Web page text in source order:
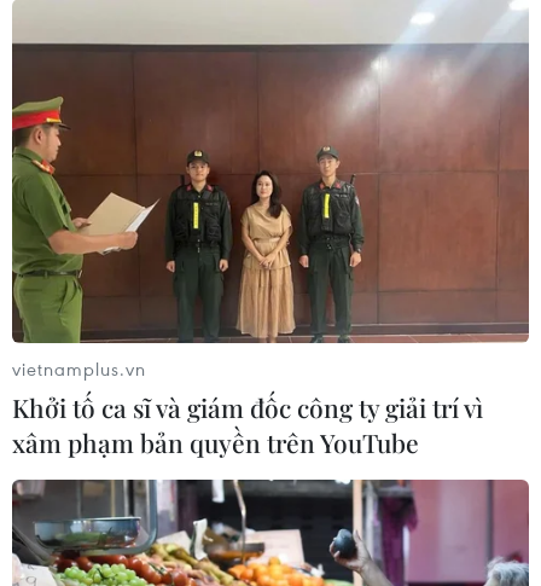
vietnamplus.vn
Khởi tố ca sĩ và giám đốc công ty giải trí vì
xâm phạm bản quyền trên YouTube